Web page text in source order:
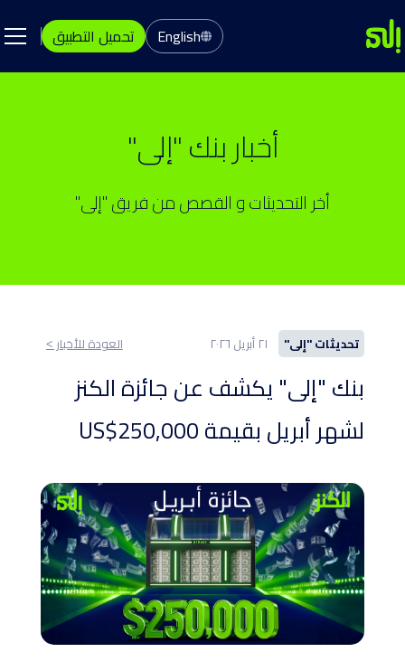
English تحميل التطبيق
أخبار بنك "إلى"
أخر التحديثات و القصص من فريق "إلى"
تحديثات "إلى" ٢١ أبريل ٢٠٢٦ العودة للأخبار ˂
بنك "إلى" يكشف عن جائزة الكنز
لشهر أبريل بقيمة US$250,000